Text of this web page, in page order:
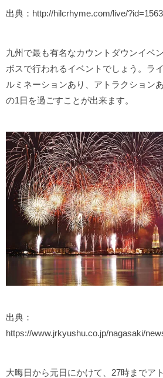
出典：http://hilcrhyme.com/live/?id=1563
九州で最も有名なカウントダウンイベ
ボスで行われるイベントでしょう。ラ
ルミネーションあり、アトラクション
の1日を過ごすことが出来ます。
出典：
https://www.jrkyushu.co.jp/nagasaki/
大晦日から元日にかけて、27時までア